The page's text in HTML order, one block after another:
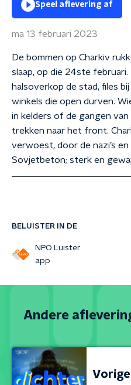
BELUISTER IN DE
NPO Luister
app
Speel aflevering af
ma 13 februari 2023
De bommen op Charkiv
slaap, op die 24ste
halsoverkop de stad, files
winkels die open durven.
in kelders of de gangen
trekken naar het front.
verwoest, door de nazi’s
Sovjetbeton; sterk en
Andere
Vorige